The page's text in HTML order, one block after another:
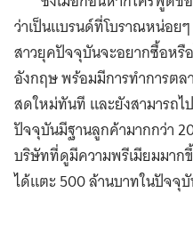
ว่าเป็นแบรนด์ที่โบราณหน่อย
สาวยุคปัจจุบันจะอยากซื้อหรื
อังกฤษ พร้อมมีการทำการต
สดใหม่ทันที และยังสามารถ
ปัจจุบันมีฐานลูกค้ามากกว่า
บริษัทที่ดูมีความพรีเมียมมาก
ได้แตะ 500 ล้านบาทในปัจจุ